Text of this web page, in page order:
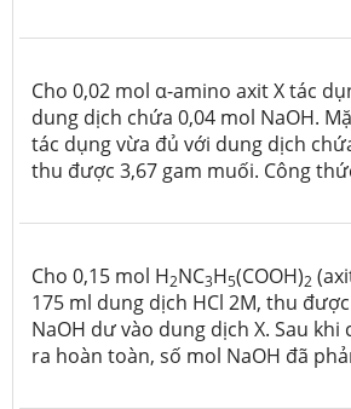
Cho 0,02 mol α-amino axit X tác
dung dịch chứa 0,04 mol NaOH.
tác dụng vừa đủ với dung dịch
thu được 3,67 gam muối. Công
Cho 0,15 mol H2NC3H5(COOH)2
175 ml dung dịch HCl 2M, thu
NaOH dư vào dung dịch X. Sau khi
ra hoàn toàn, số mol NaOH đã